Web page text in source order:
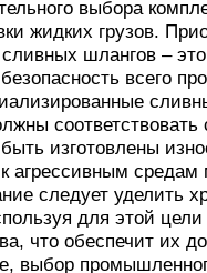
выбора
жидких грузов.
сливных шлангов –
всего
изготовлены
агрессивным средам
следует уделить
для этой
что обеспечит их
выбор